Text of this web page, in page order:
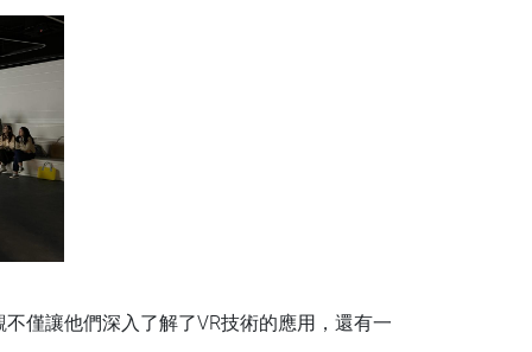
僅讓他們深入了解了VR技術的應用，還有一